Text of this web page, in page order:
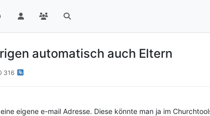
automatisch auch Eltern
316
eigene e-mail Adresse. Diese könnte man ja im